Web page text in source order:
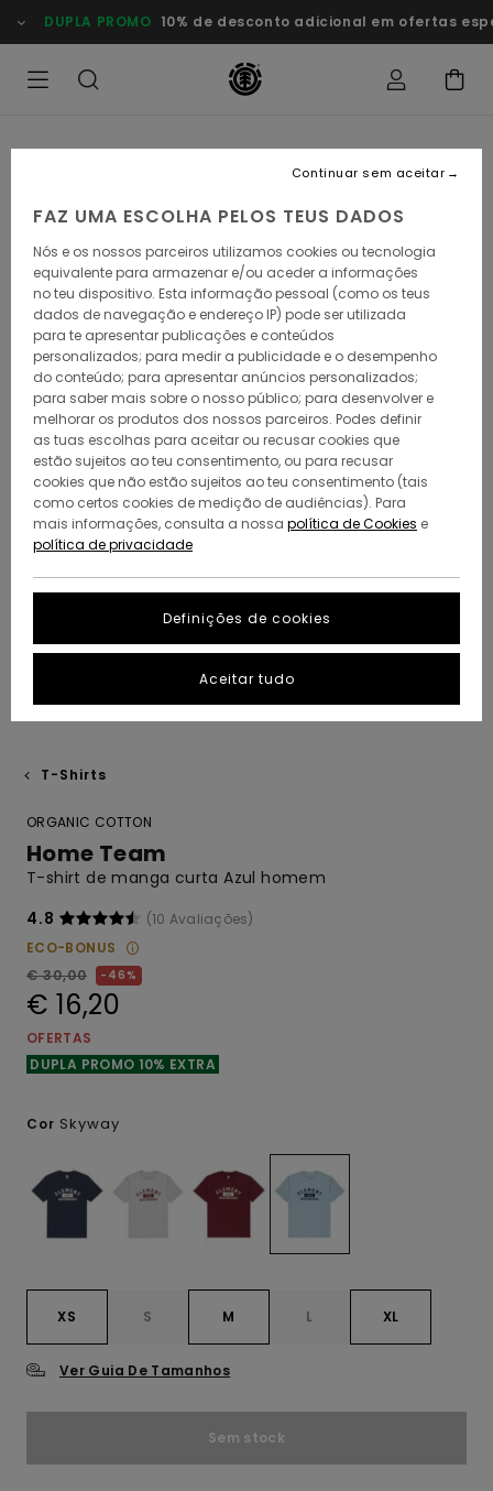
para
a
DUPLA PROMO 10% de desconto adicional em ofertas
T-Shirts
ORGANIC COTTON
Home Team
T-shirt de manga curta Azul homem
4.8
(10 Avaliações)
ECO-BONUS
€ 30,00
46%
€ 16,20
OFERTAS
DUPLA PROMO 10% EXTRA
Cor Skyway
XS S M L XL
Ver Guia De Tamanhos
Sem stock
FAZ UMA ESCOLHA PELOS TEUS DADOS
Nós e os nossos parceiros utilizamos cookies ou tecnologia
equivalente para armazenar e/ou aceder a informações
no teu dispositivo. Esta informação pessoal (como os teus
dados de navegação e endereço IP) pode ser utilizada
para te apresentar publicações e conteúdos
personalizados; para medir a publicidade e o desempenho
do conteúdo; para apresentar anúncios personalizados;
para saber mais sobre o nosso público; para desenvolver e
melhorar os produtos dos nossos parceiros. Podes definir
as tuas escolhas para aceitar ou recusar cookies que
estão sujeitos ao teu consentimento, ou para recusar
cookies que não estão sujeitos ao teu consentimento (tais
como certos cookies de medição de audiências). Para
mais informações, consulta a nossa política de Cookies e
política de privacidade
Definições de cookies
Continuar sem aceitar
Aceitar tudo